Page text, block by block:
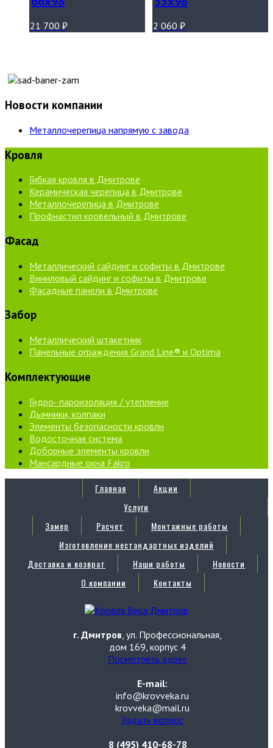
21 700 ₽ 2 060 ₽
Новости компании
Металлочерепица напрямую с завода
Кровля
Гибкая кровля в Дмитрове
Керамическая черепица в Дмитрове
Металлочерепица в Дмитрове
Профнастил кровельный в Дмитрове
Фасад
Металлический сайдинг и софиты в Дмитрове
Виниловый сайдинг и софиты в Дмитрове
Фасадные панели в Дмитрове
Забор
Металлический штакетник
Панельные ограждения Grand Line® и Optima
Комплектующие
Гидро- пароизоляция / утепление
Дымники, колпаки
Элементы безопасности кровли
Водосточная система
Доборные элементы кровли
Мансардные окна Fakro
Главная
Акции
Услуги
Замер
Расчет
Монтажные работы
Изготовление нестандартных изделий
Доставка и возврат
Наши работы
Новости
О компании
Контакты
г. Дмитров , ул. Профессиональная,
дом 169, корпус 4
Посмотреть адрес
E-mail:
info@krovveka.ru
krovveka@mail.ru
Задать вопрос
8 (495) 410-68-78